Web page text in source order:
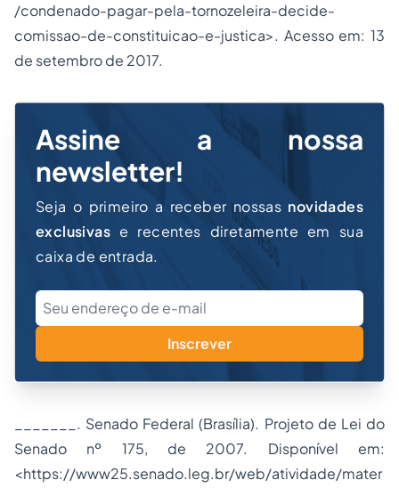
/condenado-pagar-pela-tornozeleira-decide-
comissao-de-constituicao-e-justica>. Acesso em: 13
de setembro de 2017.
Assine a nossa
newsletter!
Seja o primeiro a receber nossas novidades
exclusivas e recentes diretamente em sua
caixa de entrada.
Inscrever
_______. Senado Federal (Brasília). Projeto de Lei do
Senado nº 175, de 2007. Disponível em:
<https://www25.senado.leg.br/web/atividade/mater